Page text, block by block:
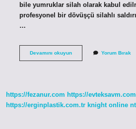
bile yumruklar silah olarak kabul
profesyonel bir dövüşçü silahlı
…
Devamını okuyunLisanslı
Yorum Bırak
https://fezanur.com https://
https://erginplastik.com.tr knight online